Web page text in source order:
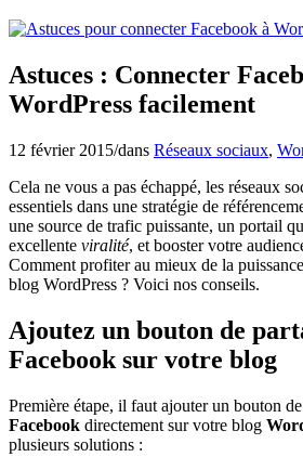
Astuces : Connecter
WordPress facilement
12 février 2015/dans Réseaux sociaux,
Cela ne vous a pas échappé, les réseaux
essentiels dans une stratégie de
une source de trafic puissante, un portail
excellente viralité, et booster votre
Comment profiter au mieux de la
blog WordPress ? Voici nos conseils.
Ajoutez un bouton de
Facebook sur votre blog
Première étape, il faut ajouter un bouton
Facebook directement sur votre blog
plusieurs solutions :